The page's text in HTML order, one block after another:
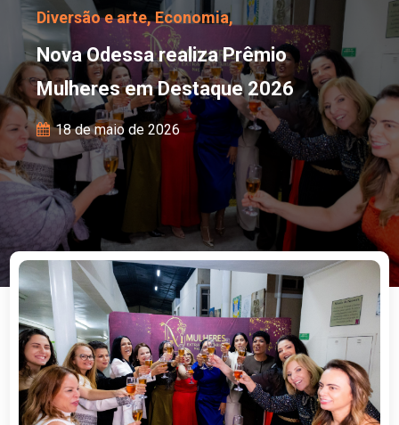
Diversão e arte,Economia,
Nova Odessa realiza Prêmio
Mulheres em Destaque 2026
18 de maio de 2026